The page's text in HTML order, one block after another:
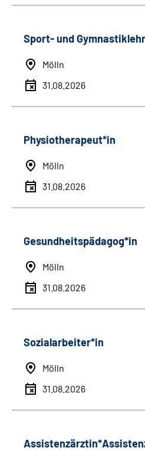
Sport- und
Mölln
31.08.2026
Physiotherapeut*in
Mölln
31.08.2026
Gesundheitspädagog*in
Mölln
31.08.2026
Sozialarbeiter*in
Mölln
31.08.2026